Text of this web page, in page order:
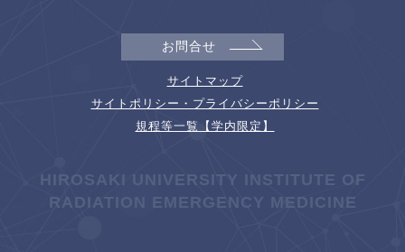
お問合せ
サイトマップ
サイトポリシー・プライバシーポリシー
規程等一覧【学内限定】
HIROSAKI UNIVERSITY INSTITUTE OF
RADIATION EMERGENCY MEDICINE